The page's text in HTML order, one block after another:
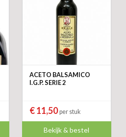
ACETO BALSAMICO
I.G.P. SERIE 2
€ 11,50per stuk
Bekijk & bestel